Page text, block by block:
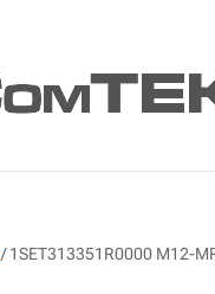
/ 1SET313351R0000 M12-